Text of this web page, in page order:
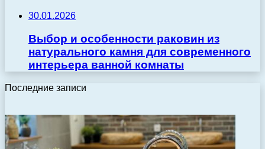
30.01.2026
Выбор и особенности раковин из
натурального камня для современного
интерьера ванной комнаты
Последние записи